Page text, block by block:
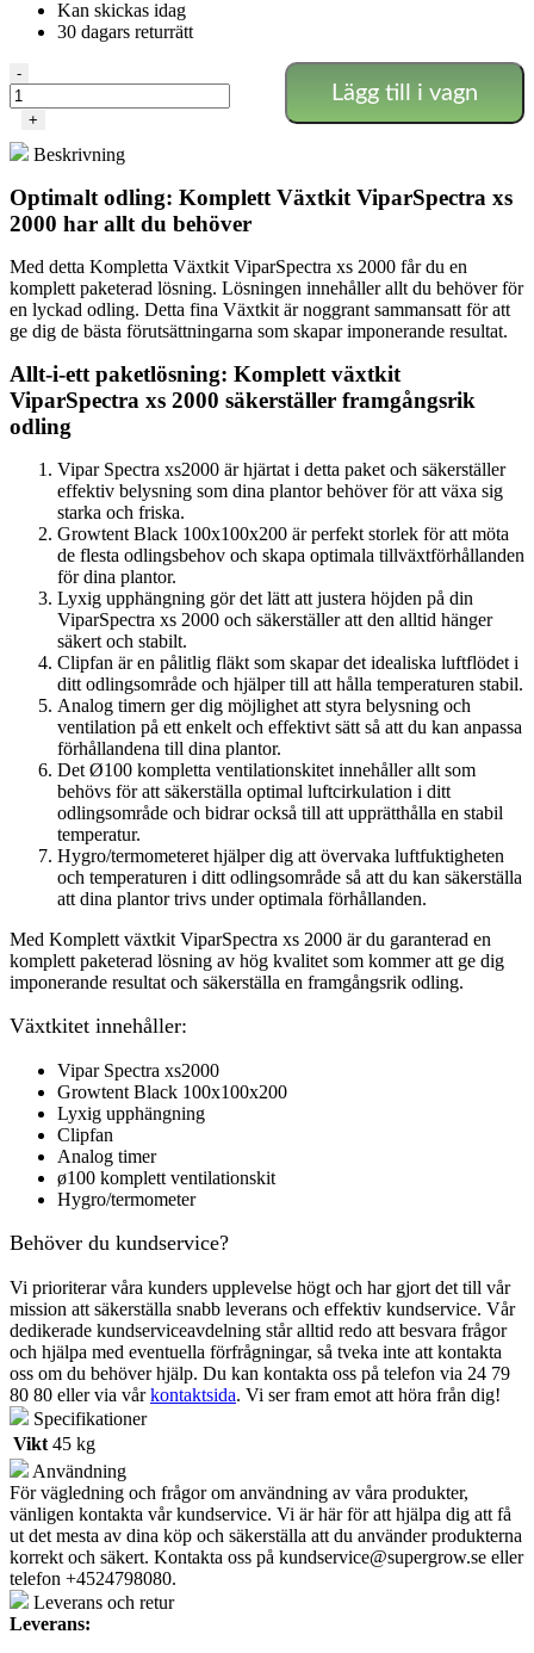
Kan skickas idag
30 dagars returrätt
Komplett
växtkit
–
xs
mängd
-
+
Lägg till i vagn
Beskrivning
Optimalt odling: Komplett Växtkit ViparSpectra xs
2000 har allt du behöver
Med detta Kompletta Växtkit ViparSpectra xs 2000 får du en
komplett paketerad lösning. Lösningen innehåller allt du behöver för
en lyckad odling. Detta fina Växtkit är noggrant sammansatt för att
ge dig de bästa förutsättningarna som skapar imponerande resultat.
Allt-i-ett paketlösning: Komplett växtkit
ViparSpectra xs 2000 säkerställer framgångsrik
odling
Vipar Spectra xs2000 är hjärtat i detta paket och säkerställer
effektiv belysning som dina plantor behöver för att växa sig
starka och friska.
Growtent Black 100x100x200 är perfekt storlek för att möta
de flesta odlingsbehov och skapa optimala tillväxtförhållanden
för dina plantor.
Lyxig upphängning gör det lätt att justera höjden på din
ViparSpectra xs 2000 och säkerställer att den alltid hänger
säkert och stabilt.
Clipfan är en pålitlig fläkt som skapar det idealiska luftflödet i
ditt odlingsområde och hjälper till att hålla temperaturen stabil.
Analog timern ger dig möjlighet att styra belysning och
ventilation på ett enkelt och effektivt sätt så att du kan anpassa
förhållandena till dina plantor.
Det Ø100 kompletta ventilationskitet innehåller allt som
behövs för att säkerställa optimal luftcirkulation i ditt
odlingsområde och bidrar också till att upprätthålla en stabil
temperatur.
Hygro/termometeret hjälper dig att övervaka luftfuktigheten
och temperaturen i ditt odlingsområde så att du kan säkerställa
att dina plantor trivs under optimala förhållanden.
Med Komplett växtkit ViparSpectra xs 2000 är du garanterad en
komplett paketerad lösning av hög kvalitet som kommer att ge dig
imponerande resultat och säkerställa en framgångsrik odling.
Växtkitet innehåller:
Vipar Spectra xs2000
Growtent Black 100x100x200
Lyxig upphängning
Clipfan
Analog timer
ø100 komplett ventilationskit
Hygro/termometer
Behöver du kundservice?
Vi prioriterar våra kunders upplevelse högt och har gjort det till vår
mission att säkerställa snabb leverans och effektiv kundservice. Vår
dedikerade kundserviceavdelning står alltid redo att besvara frågor
och hjälpa med eventuella förfrågningar, så tveka inte att kontakta
oss om du behöver hjälp. Du kan kontakta oss på telefon via 24 79
80 80 eller via vårkontaktsida. Vi ser fram emot att höra från dig!
Specifikationer
Vikt 45 kg
Användning
För vägledning och frågor om användning av våra produkter,
vänligen kontakta vår kundservice. Vi är här för att hjälpa dig att få
ut det mesta av dina köp och säkerställa att du använder produkterna
korrekt och säkert. Kontakta oss på kundservice@supergrow.se eller
telefon +4524798080.
Leverans och retur
Leverans: